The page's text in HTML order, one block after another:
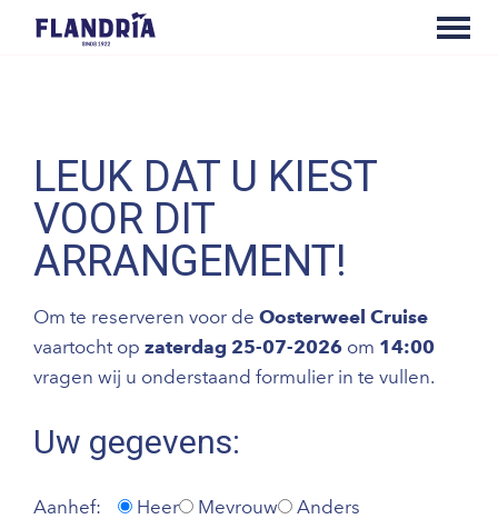
LEUK DAT U KIEST
VOOR DIT
ARRANGEMENT!
Om te reserveren voor de Oosterweel Cruise
vaartocht op zaterdag 25-07-2026 om 14:00
vragen wij u onderstaand formulier in te vullen.
Uw gegevens:
Aanhef: Heer Mevrouw Anders